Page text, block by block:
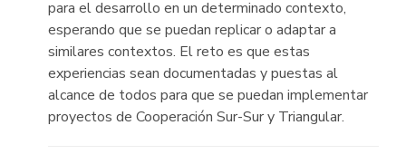
para el desarrollo en un determinado contexto,
esperando que se puedan replicar o adaptar a
similares contextos. El reto es que estas
experiencias sean documentadas y puestas al
alcance de todos para que se puedan implementar
proyectos de Cooperación Sur-Sur y Triangular.